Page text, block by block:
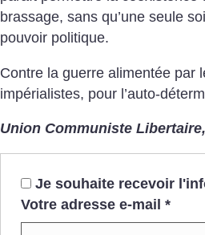
brassage, sans qu’une seule
pouvoir politique.
Contre la guerre alimentée par
impérialistes, pour l’auto-
Union Communiste
Je souhaite recevoir
Votre adresse e-mail *